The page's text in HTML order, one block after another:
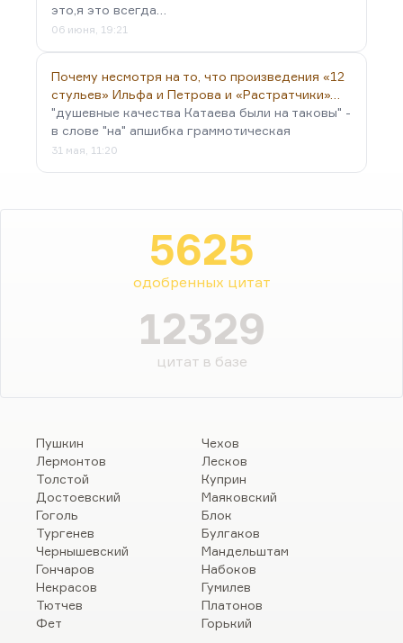
это,я это всегда…
06 июня, 19:21
Почему несмотря на то, что произведения «12
стульев» Ильфа и Петрова и «Растратчики»…
"душевные качества Катаева были на таковы" -
в слове "на" апшибка граммотическая
31 мая, 11:20
5625
одобренных цитат
12329
цитат в базе
Пушкин
Лермонтов
Толстой
Достоевский
Гоголь
Тургенев
Чернышевский
Гончаров
Некрасов
Тютчев
Фет
Чехов
Лесков
Куприн
Маяковский
Блок
Булгаков
Мандельштам
Набоков
Гумилев
Платонов
Горький